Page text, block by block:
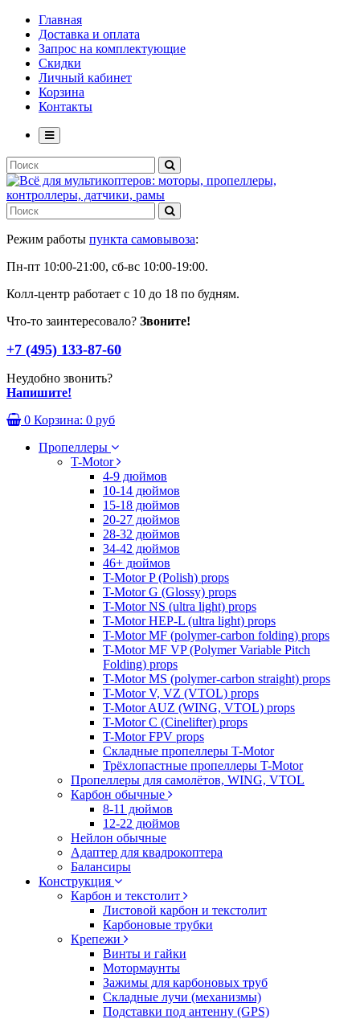
Главная
Доставка и оплата
Запрос на комплектующие
Скидки
Личный кабинет
Корзина
Контакты
Режим работы пункта самовывоза:
Пн-пт 10:00-21:00, сб-вс 10:00-19:00.
Колл-центр работает с 10 до 18 по будням.
Что-то заинтересовало? Звоните!
+7 (495) 133-87-60
Неудобно звонить?
Напишите!
0 Корзина: 0 руб
Пропеллеры
T-Motor
4-9 дюймов
10-14 дюймов
15-18 дюймов
20-27 дюймов
28-32 дюймов
34-42 дюймов
46+ дюймов
T-Motor P (Polish) props
T-Motor G (Glossy) props
T-Motor NS (ultra light) props
T-Motor HEP-L (ultra light) props
T-Motor MF (polymer-carbon folding) props
T-Motor MF VP (Polymer Variable Pitch
Folding) props
T-Motor MS (polymer-carbon straight) props
T-Motor V, VZ (VTOL) props
T-Motor AUZ (WING, VTOL) props
T-Motor C (Cinelifter) props
T-Motor FPV props
Складные пропеллеры T-Motor
Трёхлопастные пропеллеры T-Motor
Пропеллеры для самолётов, WING, VTOL
Карбон обычные
8-11 дюймов
12-22 дюймов
Нейлон обычные
Адаптер для квадрокоптера
Балансиры
Конструкция
Карбон и текстолит
Листовой карбон и текстолит
Карбоновые трубки
Крепежи
Винты и гайки
Мотормаунты
Зажимы для карбоновых труб
Складные лучи (механизмы)
Подставки под антенну (GPS)